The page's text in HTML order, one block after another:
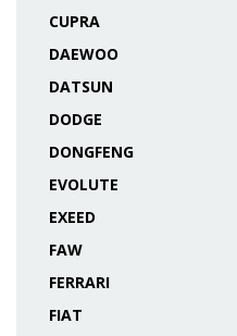
CUPRA
DAEWOO
DATSUN
DODGE
DONGFENG
EVOLUTE
EXEED
FAW
FERRARI
FIAT